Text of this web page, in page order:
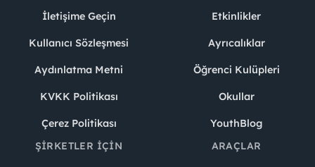
İletişime Geçin
Kullanıcı Sözleşmesi
Aydınlatma Metni
KVKK Politikası
Çerez Politikası
Etkinlikler
Ayrıcalıklar
Öğrenci Kulüpleri
Okullar
YouthBlog
ŞIRKETLER İÇIN
ARAÇLAR